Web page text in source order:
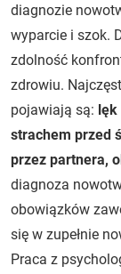
diagnozie
wyparcie i szok.
zdolność
zdrowiu.
pojawiają są: lęk
strachem przed
przez partnera,
diagnoza
obowiązków
się w zupełnie
Praca z